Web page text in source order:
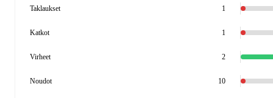
Taklaukset 1
Katkot 1
Virheet 2
Noudot 10